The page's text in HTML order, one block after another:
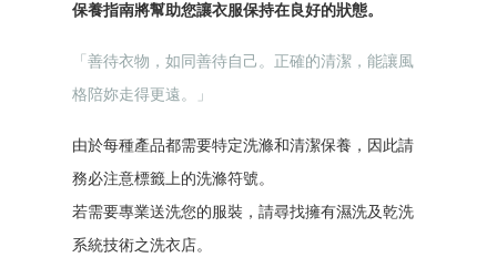
保養指南將幫助您讓衣服保持在良好的狀態。
「善待衣物，如同善待自己。正確的清潔，能讓風
格陪妳走得更遠。」
由於每種產品都需要特定洗滌和清潔保養，因此請
務必注意標籤上的洗滌符號。
若需要專業送洗您的服裝，請尋找擁有濕洗及乾洗
系統技術之洗衣店。